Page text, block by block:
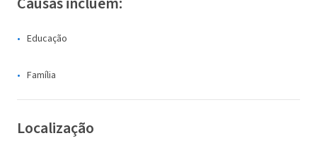
Educação
Família
Localização